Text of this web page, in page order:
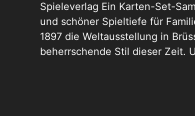
Spieleverlag Ein Karten-Set-
und schöner Spieltiefe für
1897 die Weltausstellung in
beherrschende Stil dieser Zeit.